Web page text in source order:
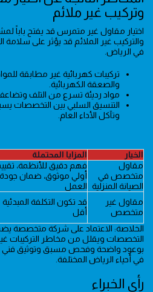
وتركيب غير ملائم
اختيار مقاول غير متمرس قد يفتح باباً
والتركيب غير الملائم قد يؤثر على
في الرياض.
تركيبات كهربائية غير مطابقة
والصعقة الكهربائية.
مواد رديئة تسرع من التلف وتضاعف
التنسيق السلبي بين التخصصات
وتآكل الأداء العام.
الخيار المزايا المحتملة
مقاول
متخصص في
الصيانة المنزلية
فهم دقيق للأنظمة،
أولي موثوق، ضمان جودة
العمل
مقاول غير
متخصص
قد تكون التكلفة المبدئية
أقل
الخلاصة: الاعتماد على شركة متخصصة
التخصصات ويقلل من مخاطر التركيبات
بوعود واضحة وفحص مسبق وتوثيق فني
في أحياء الرياض المختلفة.
رأي الخبراء